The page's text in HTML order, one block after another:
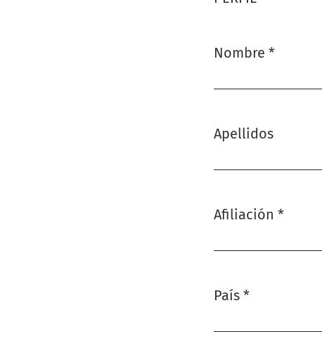
Nombre *
Apellidos
Afiliación *
País *